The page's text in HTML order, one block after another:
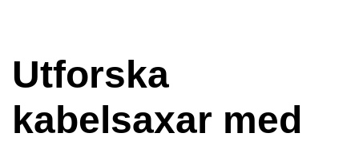
Utforska
kabelsaxar med